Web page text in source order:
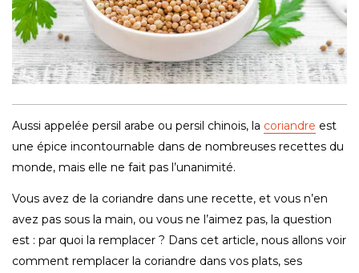
Aussi appelée persil arabe ou persil chinois, la coriandre est
une épice incontournable dans de nombreuses recettes du
monde, mais elle ne fait pas l’unanimité.
Vous avez de la coriandre dans une recette, et vous n’en
avez pas sous la main, ou vous ne l’aimez pas, la question
est : par quoi la remplacer ? Dans cet article, nous allons voir
comment remplacer la coriandre dans vos plats, ses